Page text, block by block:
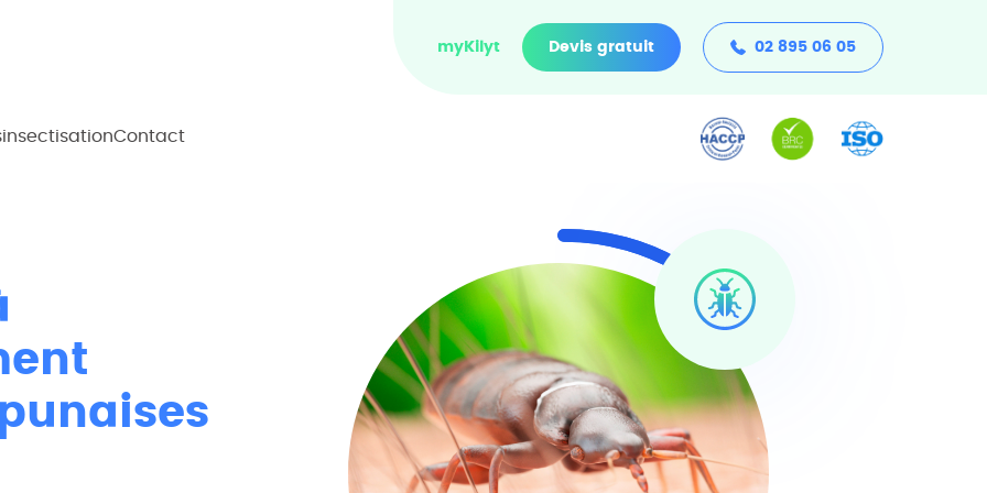
myKilyt Devis gratuit 02 895 06 05
Contact